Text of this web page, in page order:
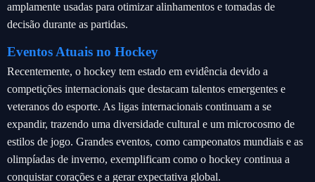
amplamente usadas para otimizar alinhamentos e tomadas de
decisão durante as partidas.
Eventos Atuais no Hockey
Recentemente, o hockey tem estado em evidência devido a
competições internacionais que destacam talentos emergentes e
veteranos do esporte. As ligas internacionais continuam a se
expandir, trazendo uma diversidade cultural e um microcosmo de
estilos de jogo. Grandes eventos, como campeonatos mundiais e as
olimpíadas de inverno, exemplificam como o hockey continua a
conquistar corações e a gerar expectativa global.